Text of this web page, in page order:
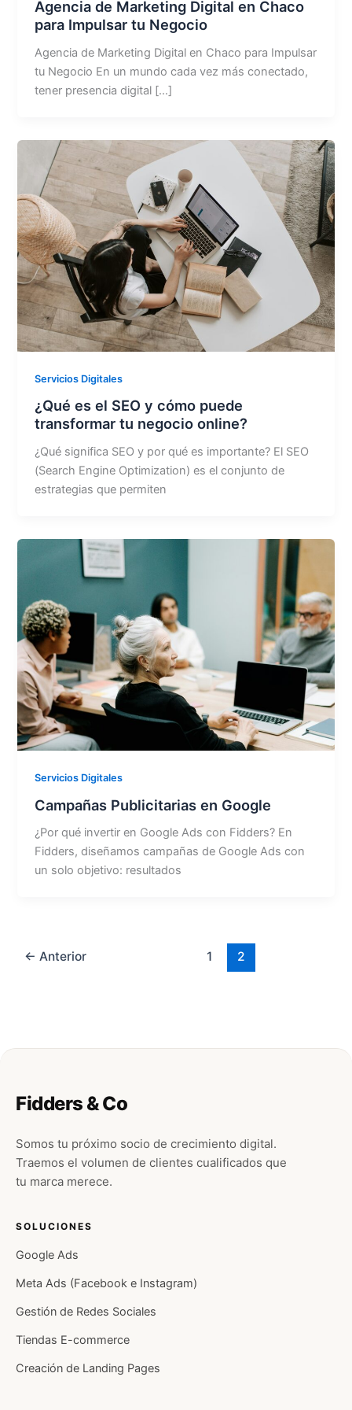
Agencia de Marketing Digital en Chaco
para Impulsar tu Negocio
Agencia de Marketing Digital en Chaco para Impulsar
tu Negocio En un mundo cada vez más conectado,
tener presencia digital […]
Servicios Digitales
¿Qué es el SEO y cómo puede
transformar tu negocio online?
¿Qué significa SEO y por qué es importante? El SEO
(Search Engine Optimization) es el conjunto de
estrategias que permiten
Servicios Digitales
Campañas Publicitarias en Google
¿Por qué invertir en Google Ads con Fidders? En
Fidders, diseñamos campañas de Google Ads con
un solo objetivo: resultados
← Anterior 1 2
Fidders & Co
Somos tu próximo socio de crecimiento digital.
Traemos el volumen de clientes cualificados que
tu marca merece.
SOLUCIONES
Google Ads
Meta Ads (Facebook e Instagram)
Gestión de Redes Sociales
Tiendas E-commerce
Creación de Landing Pages